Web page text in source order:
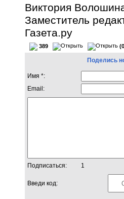
Виктория
Заместитель
Газета.ру
389
Поделись
Имя *:
Email:
Подписаться: 1
Введи код: